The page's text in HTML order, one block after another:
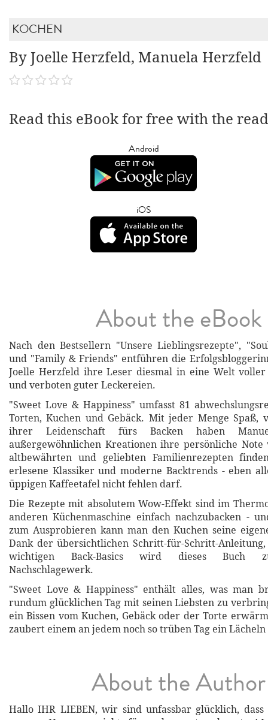
KOCHEN
By Joelle Herzfeld, Manuela Herzfeld
Read this eBook for free with the
Android
iOS
About the eBook
Nach den Bestsellern "Unsere Lieblingsrezepte",
und "Family & Friends" entführen die
Joelle Herzfeld ihre Leser diesmal in eine Welt
und verboten guter Leckereien.
"Sweet Love & Happiness" umfasst 81
Torten, Kuchen und Gebäck. Mit jeder Menge Spaß,
ihrer Leidenschaft fürs Backen haben
außergewöhnlichen Kreationen ihre persönliche Note
altbewährten und geliebten Familienrezepten
erlesene Klassiker und moderne Backtrends - eben
üppigen Kaffeetafel nicht fehlen darf.
Die Rezepte mit absolutem Wow-Effekt sind im
anderen Küchenmaschine einfach nachzubacken -
zum Ausprobieren kann man den Kuchen seine
Dank der übersichtlichen Schritt-für-Schritt-
wichtigen Back-Basics wird dieses Buch
Nachschlagewerk.
"Sweet Love & Happiness" enthält alles, was man
rundum glücklichen Tag mit seinen Liebsten zu
ein Bissen vom Kuchen, Gebäck oder der Torte
zaubert einem an jedem noch so trüben Tag ein Lächeln
About the Author
Hallo IHR LIEBEN, wir sind unfassbar glücklich,